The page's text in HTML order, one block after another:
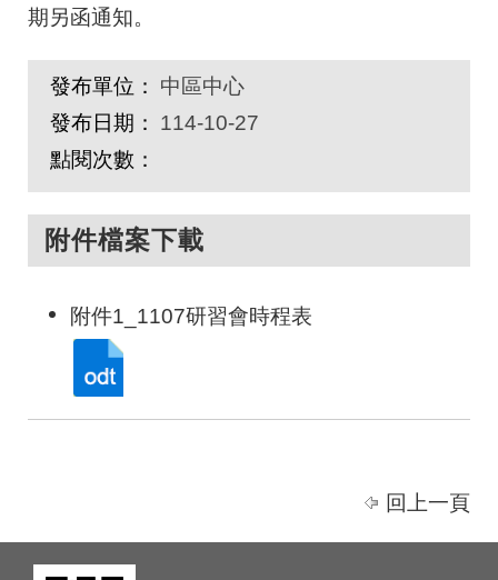
期另函通知。
發布單位：
中區中心
發布日期：
114-10-27
點閱次數：
附件檔案下載
附件1_1107研習會時程表
回上一頁